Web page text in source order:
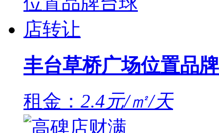
丰台草桥广场位置品
租金： 2.4元/㎡/天